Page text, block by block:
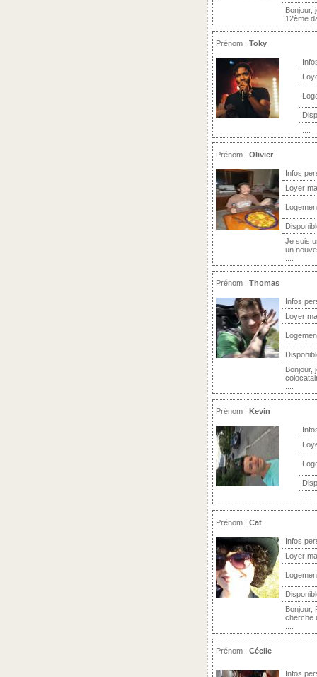
Bonjour,
12ème
Prénom : Toky
Prénom : Olivier
Infos
Loyer
Je suis
un
Prénom : Thomas
Infos
Loyer
Bonjour,
Prénom : Kevin
Prénom : Cat
Infos
Loyer
Bonjour,
cherche
Prénom : Cécile
Infos